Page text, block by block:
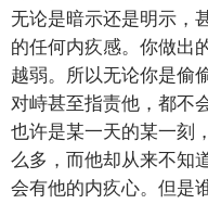
无论是暗示还是明示，
的任何内疚感。你做出
越弱。所以无论你是偷
对峙甚至指责他，都不
也许是某一天的某一刻
么多，而他却从来不知
会有他的内疚心。但是